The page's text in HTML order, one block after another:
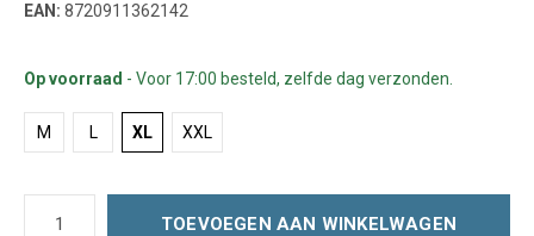
EAN: 8720911362142
Op voorraad - Voor 17:00 besteld, zelfde dag verzonden.
M L XL XXL
TOEVOEGEN AAN WINKELWAGEN